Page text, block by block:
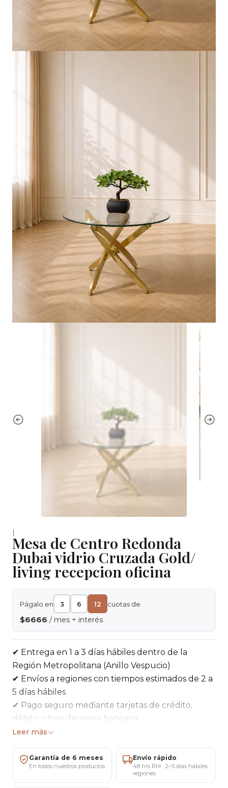
|
Mesa de Centro Redonda
Dubai vidrio Cruzada Gold/
living recepcion oficina
Págalo en 3 6 12 cuotas de
$6666 / mes + interés
✔ Entrega en 1 a 3 días hábiles dentro de la
Región Metropolitana (Anillo Vespucio)
✔ Envíos a regiones con tiempos estimados de 2 a
5 días hábiles
✔ Pago seguro mediante tarjetas de crédito,
débito o transferencia bancaria
✔ 5 días para cambios o devoluciones según
✔ 6 meses de garantía por defectos de fabricación
respaldada por MARICAT®
Leer más
Garantía de 6 meses
En todos nuestros productos
Envío rápido
48 hrs RM · 2–5 días hábiles
regiones